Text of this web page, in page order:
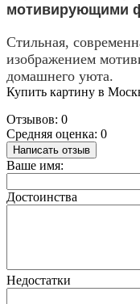
мотивирующими
Стильная,
изображением
домашнего уюта.
Купить картину в
Отзывов: 0
Средняя оценка: 0
Написать отзыв
Ваше имя:
Достоинства
Недостатки